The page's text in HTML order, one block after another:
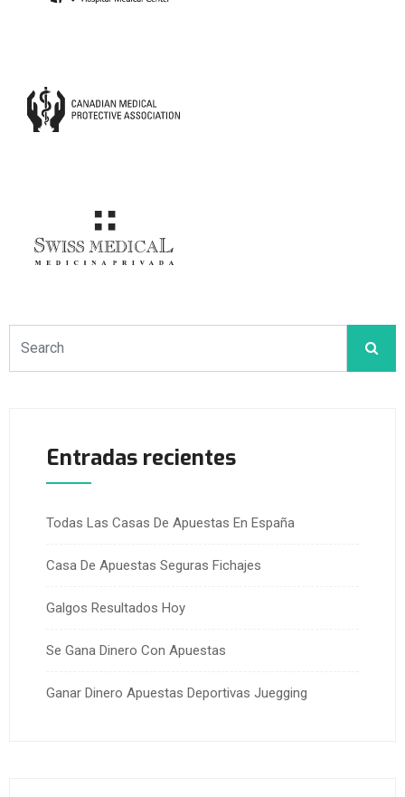
Entradas recientes
Todas Las Casas De Apuestas En España
Casa De Apuestas Seguras Fichajes
Galgos Resultados Hoy
Se Gana Dinero Con Apuestas
Ganar Dinero Apuestas Deportivas Juegging